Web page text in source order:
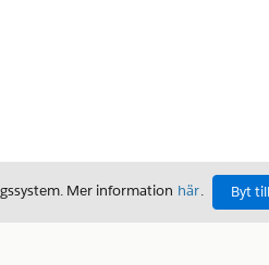
Mer information här. Byt